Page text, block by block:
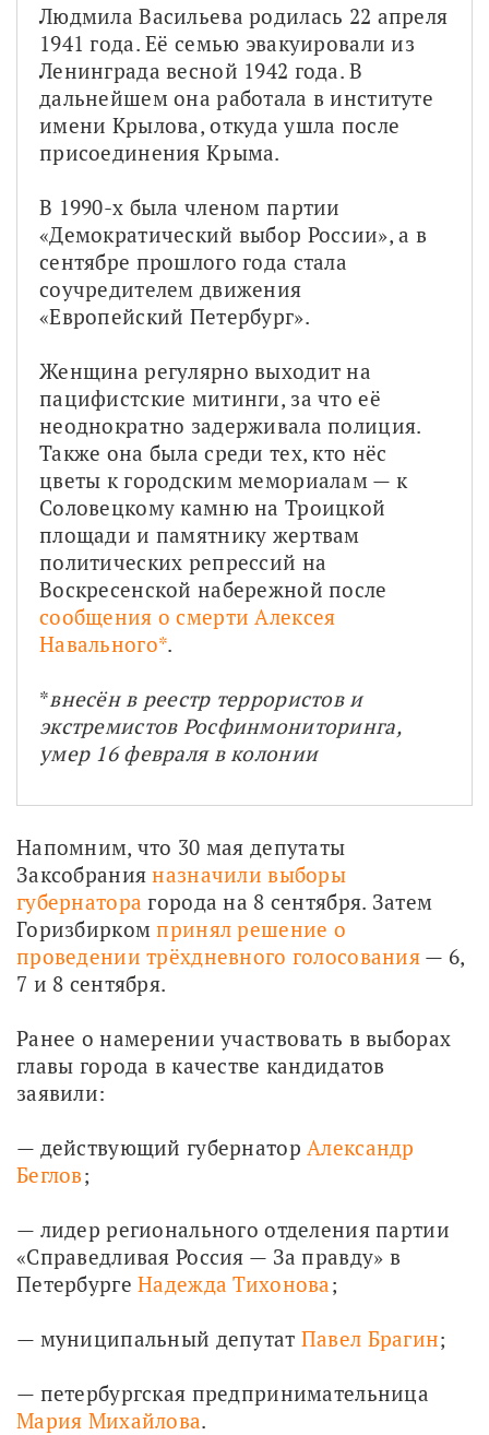
Людмила Васильева родилась 22 апреля
1941 года. Её семью эвакуировали из
Ленинграда весной 1942 года. В
дальнейшем она работала в институте
имени Крылова, откуда ушла после
присоединения Крыма.
В 1990-х была членом партии
«Демократический выбор России», а в
сентябре прошлого года стала
соучредителем движения
«Европейский Петербург».
Женщина регулярно выходит на
пацифистские митинги, за что её
неоднократно задерживала полиция.
Также она была среди тех, кто нёс
цветы к городским мемориалам — к
Соловецкому камню на Троицкой
площади и памятнику жертвам
политических репрессий на
сообщения о смерти Алексея
Навального*.
*внесён в реестр террористов и
экстремистов Росфинмониторинга,
умер 16 февраля в колонии
Напомним, что 30 мая депутаты
Заксобрания назначили выборы
губернатора города на 8 сентября. Затем
Горизбирком принял решение о
проведении трёхдневного голосования — 6,
7 и 8 сентября.
Ранее о намерении участвовать в выборах
главы города в качестве кандидатов
заявили:
— действующий губернатор Александр
Беглов;
— лидер регионального отделения партии
«Справедливая Россия — За правду» в
Петербурге Надежда Тихонова ;
— муниципальный депутат Павел Брагин;
Мария Михайлова.